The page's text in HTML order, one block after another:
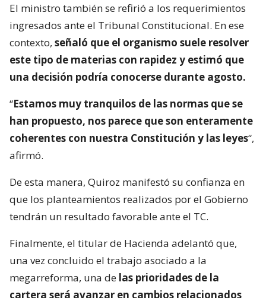
El ministro también se refirió a los requerimientos
ingresados ante el Tribunal Constitucional. En ese
contexto, señaló que el organismo suele resolver
este tipo de materias con rapidez y estimó que
una decisión podría conocerse durante agosto.
“Estamos muy tranquilos de las normas que se
han propuesto, nos parece que son enteramente
coherentes con nuestra Constitución y las leyes“,
afirmó.
De esta manera, Quiroz manifestó su confianza en
que los planteamientos realizados por el Gobierno
tendrán un resultado favorable ante el TC.
Finalmente, el titular de Hacienda adelantó que,
una vez concluido el trabajo asociado a la
megarreforma, una de las prioridades de la
cartera será avanzar en cambios relacionados